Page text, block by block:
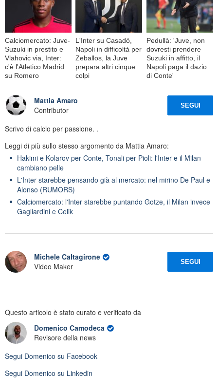
Calciomercato: Juve-
Suzuki in prestito e
Vlahovic via, Inter:
c'è l'Atletico Madrid
su Romero
L'Inter su Casadó,
Napoli in difficoltà per
Zeballos, la Juve
prepara altri cinque
colpi
Pedullà: 'Juve, non
dovresti prendere
Suzuki in affitto, il
Napoli paga il dazio
di Conte'
Mattia Amaro
Contributor
SEGUI
Scrivo di calcio per passione. .
Leggi di più sullo stesso argomento da Mattia Amaro:
Hakimi e Kolarov per Conte, Tonali per Pioli: l'Inter e il Milan
cambiano pelle
L'Inter starebbe pensando già al mercato: nel mirino De Paul e
Alonso (RUMORS)
Calciomercato: l'Inter starebbe puntando Gotze, il Milan invece
Gagliardini e Celik
Michele Caltagirone
Video Maker
SEGUI
Questo articolo è stato curato e verificato da
Domenico Camodeca
Revisore della news
Segui Domenico su Facebook
Segui Domenico su Linkedin